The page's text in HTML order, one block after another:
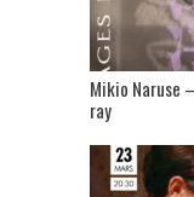
Mikio Naruse
ray